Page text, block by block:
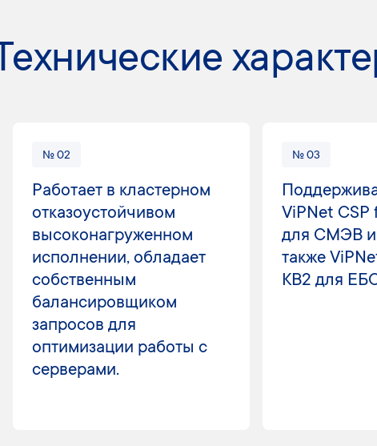
Технические
№ 02
Работает в кластерном
отказоустойчивом
высоконагруженном
исполнении, обладает
собственным
балансировщиком
запросов для
оптимизации работы с
серверами.
№ 03
ViPNet CSP
для СМЭВ
также
KB2 для